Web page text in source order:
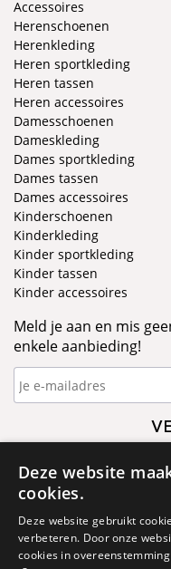
Accessoires
Herenschoenen
Herenkleding
Heren sportkleding
Heren tassen
Heren accessoires
Damesschoenen
Dameskleding
Dames sportkleding
Dames tassen
Dames accessoires
Kinderschoenen
Kinderkleding
Kinder sportkleding
Kinder tassen
Kinder accessoires
Meld je aan en mis
enkele aanbieding!
Deze website
cookies.
Deze website gebruikt
verbeteren. Door onze
cookies in